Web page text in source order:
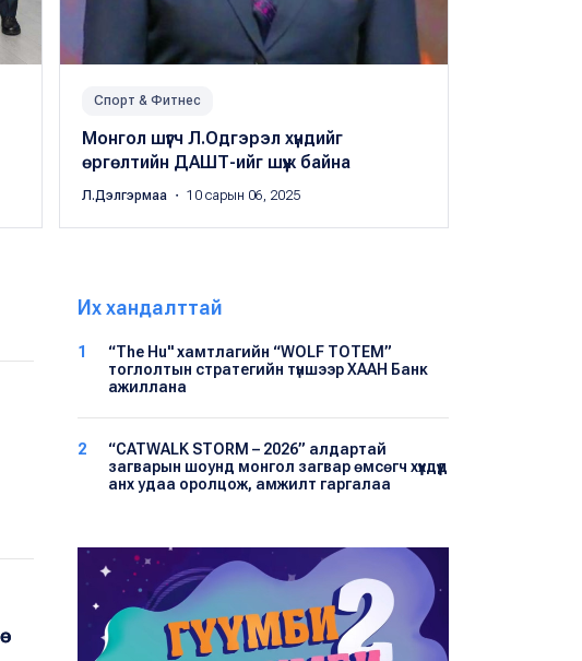
Спорт & Фитнес
Монгол шүүгч Л.Одгэрэл хүндийг
өргөлтийн ДАШТ-ийг шүүж байна
Л.Дэлгэрмаа ・ 10 сарын 06, 2025
Их хандалттай
1
“The Hu" хамтлагийн “WOLF TOTEM”
тоглолтын стратегийн түншээр ХААН Банк
ажиллана
2
“CATWALK STORM – 2026” алдартай
загварын шоунд монгол загвар өмсөгч хүүхдүүд
анх удаа оролцож, амжилт гаргалаа